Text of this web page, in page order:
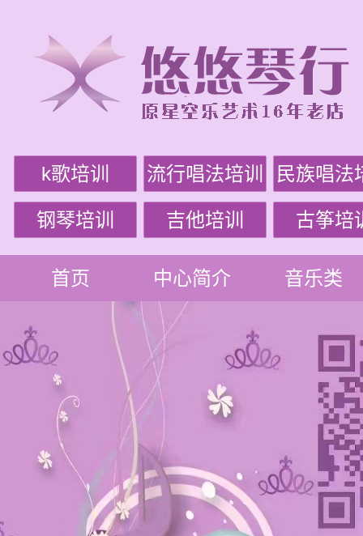
k歌培训 流行唱法培训 民族唱法
钢琴培训 吉他培训 古筝培
首页 中心简介 音乐类